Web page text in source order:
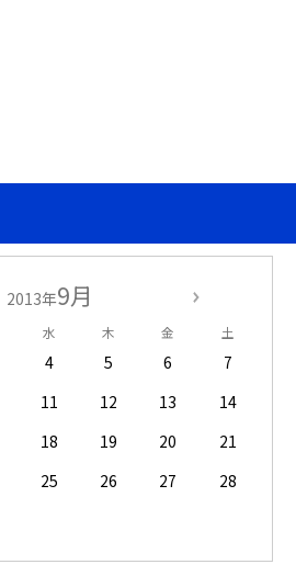
2013年9月
水 木 金 土
4 5 6
7
11 12 13
14
18 19 20
21
25 26 27
28